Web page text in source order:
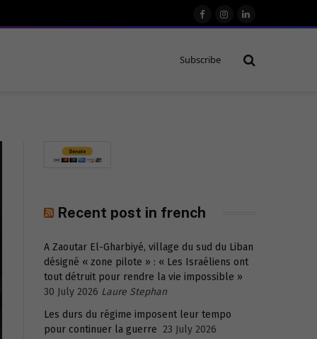
FacebookInstagram
LinkedIn
Subscribe
Recent post in french
A Zaoutar El-Gharbiyé, village du sud du Liban
désigné « zone pilote » : « Les Israéliens ont
tout détruit pour rendre la vie impossible »
30 July 2026 Laure Stephan
Les durs du régime imposent leur tempo
pour continuer la guerre 23 July 2026